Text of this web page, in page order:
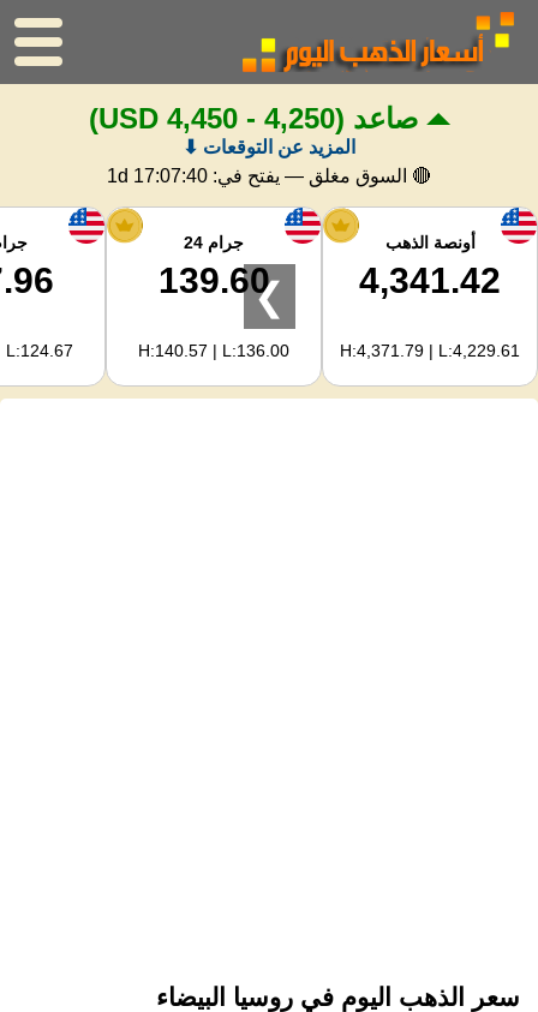
الرئيسية
سعر الذهب
اسعار الفضه
حاسبة الذهب
لمشرفي المواقع
صاعد (4,250 - 4,450 USD)
المزيد عن التوقعات ⬇
🔴 السوق مغلق — يفتح في: 1d 17:07:39
أونصة الذهب
4,341.42
H:4,371.79 | L:4,229.61
جرام 24
139.60
H:140.57 | L:136.00
L:124.67
❯
سعر الذهب اليوم في روسيا البيضاء